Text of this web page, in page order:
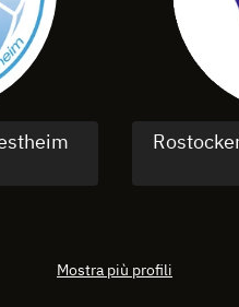
Mostra più profili